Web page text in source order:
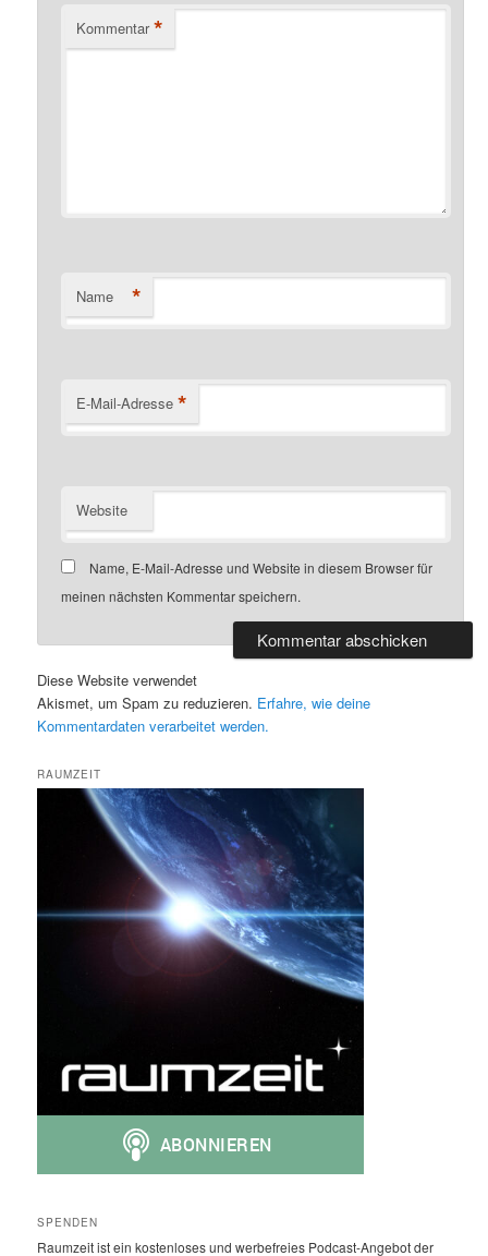
Kommentar *
Name *
E-Mail-Adresse *
Website
Name, E-Mail-Adresse und Website in diesem Browser für
meinen nächsten Kommentar speichern.
Diese Website verwendet
Akismet, um Spam zu reduzieren. Erfahre, wie deine
Kommentardaten verarbeitet werden.
RAUMZEIT
SPENDEN
Raumzeit ist ein kostenloses und werbefreies Podcast-Angebot der